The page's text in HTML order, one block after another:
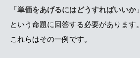
「単価をあげるにはどうすればいいか」
という命題に回答する必要があります。
これらはその一例です。